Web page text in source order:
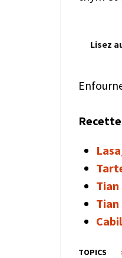
Lisez
TOPICS